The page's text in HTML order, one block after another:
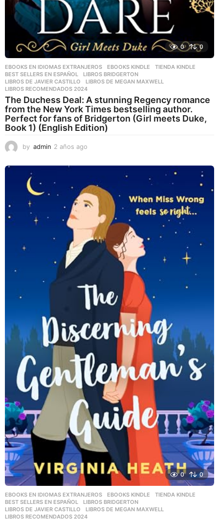
0 0
EBOOKS EN IDIOMAS EXTRANJEROS ,EBOOKS KINDLE ,TIENDA KINDLE
BEST SELLERS EN ESPAÑOL
,LIBROS BRIDGERTON
LIBROS DE JAVIER CASTILLO
,LIBROS DE MEGAN MAXWELL
LIBROS RECOMENDADOS 2024
The Duchess Deal: A stunning Regency romance
from the New York Times bestselling author.
Perfect for fans of Bridgerton (Girl meets Duke,
Book 1) (English Edition)
by admin 2 años ago
ñ
s
a
g
0 0
EBOOKS EN IDIOMAS EXTRANJEROS ,EBOOKS KINDLE ,TIENDA KINDLE
BEST SELLERS EN ESPAÑOL
,LIBROS BRIDGERTON
LIBROS DE JAVIER CASTILLO
,LIBROS DE MEGAN MAXWELL
LIBROS RECOMENDADOS 2024